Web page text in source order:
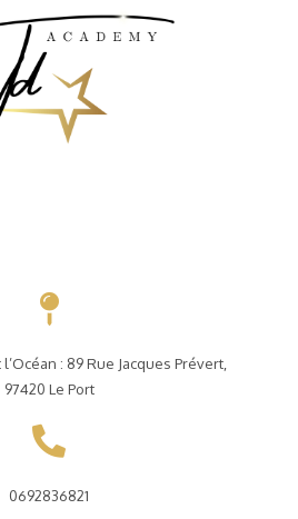
: 89 Rue Jacques Prévert,
97420 Le Port
0692836821